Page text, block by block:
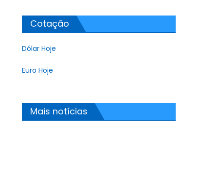
Cotação
Dólar Hoje
Euro Hoje
Mais notícias